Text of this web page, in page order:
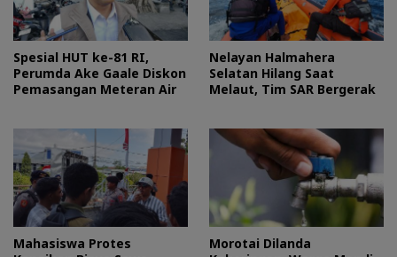
Spesial HUT ke-81 RI,
Perumda Ake Gaale Diskon
Pemasangan Meteran Air
Nelayan Halmahera
Selatan Hilang Saat
Melaut, Tim SAR Bergerak
Mahasiswa Protes
Morotai Dilanda